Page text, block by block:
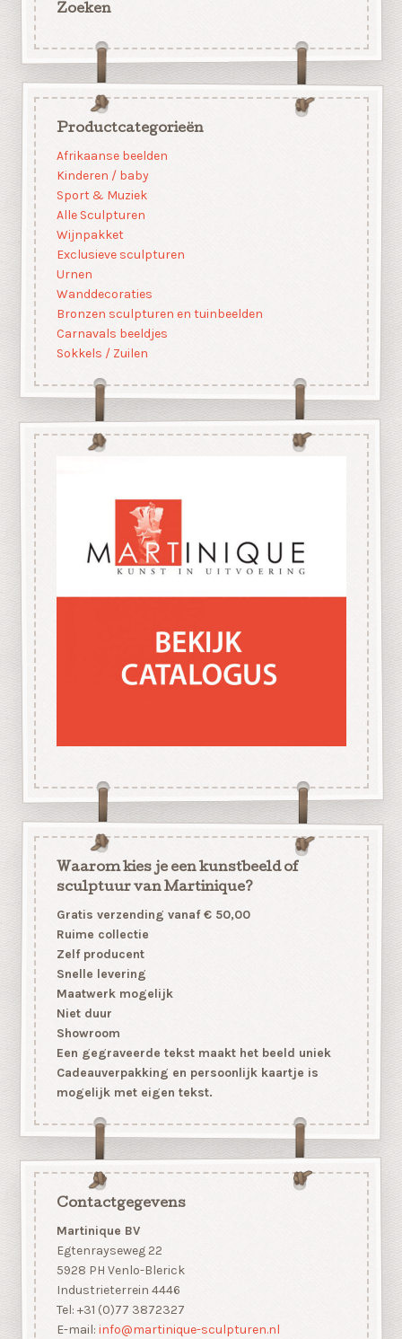
Zoeken
Productcategorieën
Afrikaanse beelden
Kinderen / baby
Sport & Muziek
Alle Sculpturen
Wijnpakket
Exclusieve sculpturen
Urnen
Wanddecoraties
Bronzen sculpturen en tuinbeelden
Carnavals beeldjes
Sokkels / Zuilen
Waarom kies je een kunstbeeld of
sculptuur van Martinique?
Gratis verzending vanaf € 50,00
Ruime collectie
Zelf producent
Snelle levering
Maatwerk mogelijk
Niet duur
Showroom
Een gegraveerde tekst maakt het beeld uniek
Cadeauverpakking en persoonlijk kaartje is
mogelijk met eigen tekst.
Contactgegevens
Martinique BV
Egtenrayseweg 22
5928 PH Venlo-Blerick
Industrieterrein 4446
Tel: +31 (0)77 3872327
E-mail: info@martinique-sculpturen.nl